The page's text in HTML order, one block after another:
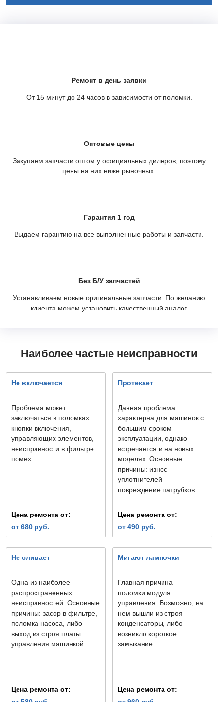
Ремонт в день заявки
От 15 минут до 24 часов в зависимости от поломки.
Оптовые цены
Закупаем запчасти оптом у официальных дилеров, поэтому
цены на них ниже рыночных.
Гарантия 1 год
Выдаем гарантию на все выполненные работы и запчасти.
Без Б/У запчастей
Устанавливаем новые оригинальные запчасти. По желанию
клиента можем установить качественный аналог.
Наиболее частые неисправности
Не включается
Проблема может
заключаться в поломках
кнопки включения,
управляющих элементов,
неисправности в фильтре
помех.
Цена ремонта от:
от 680 руб.
Протекает
Данная проблема
характерна для машинок с
большим сроком
эксплуатации, однако
встречается и на новых
моделях. Основные
причины: износ
уплотнителей,
повреждение патрубков.
Цена ремонта от:
от 490 руб.
Не сливает
Одна из наиболее
распространенных
неисправностей. Основные
причины: засор в фильтре,
поломка насоса, либо
выход из строя платы
управления машинкой.
Цена ремонта от:
Мигают лампочки
Главная причина —
поломки модуля
управления. Возможно, на
нем вышли из строя
конденсаторы, либо
возникло короткое
замыкание.
Цена ремонта от: